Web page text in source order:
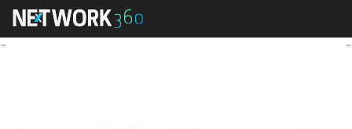
HPE se refuerza en